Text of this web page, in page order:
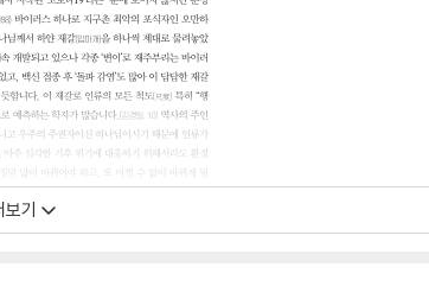
보기